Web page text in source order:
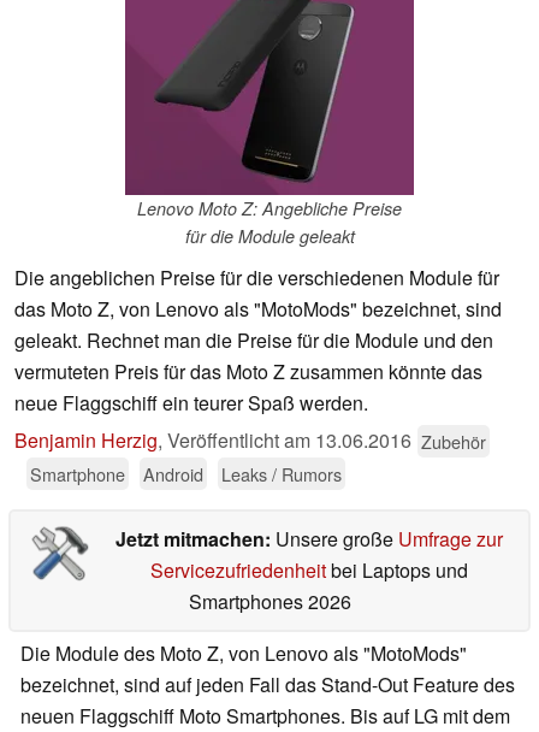
Lenovo Moto Z: Angebliche Preise
für die Module geleakt
Die angeblichen Preise für die verschiedenen Module für
das Moto Z, von Lenovo als "MotoMods" bezeichnet, sind
geleakt. Rechnet man die Preise für die Module und den
vermuteten Preis für das Moto Z zusammen könnte das
neue Flaggschiff ein teurer Spaß werden.
Benjamin Herzig, Veröffentlicht am 13.06.2016 Zubehör
Smartphone
Android Leaks / Rumors
Jetzt mitmachen: Unsere große Umfrage zur
Servicezufriedenheitbei Laptops und
Smartphones 2026
Die Module des Moto Z, von Lenovo als "MotoMods"
bezeichnet, sind auf jeden Fall das Stand-Out Feature des
neuen Flaggschiff Moto Smartphones. Bis auf LG mit dem